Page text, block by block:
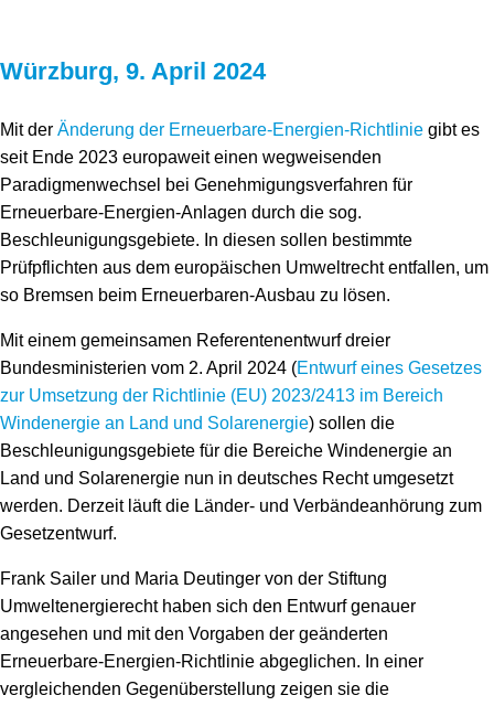
Würzburg, 9. April 2024
Mit der Änderung der Erneuerbare-Energien-Richtlinie gibt es
seit Ende 2023 europaweit einen wegweisenden
Paradigmenwechsel bei Genehmigungsverfahren für
Erneuerbare-Energien-Anlagen durch die sog.
Beschleunigungsgebiete. In diesen sollen bestimmte
Prüfpflichten aus dem europäischen Umweltrecht entfallen, um
so Bremsen beim Erneuerbaren-Ausbau zu lösen.
Mit einem gemeinsamen Referentenentwurf dreier
Bundesministerien vom 2. April 2024 (Entwurf eines Gesetzes
zur Umsetzung der Richtlinie (EU) 2023/2413 im Bereich
Windenergie an Land und Solarenergie) sollen die
Beschleunigungsgebiete für die Bereiche Windenergie an
Land und Solarenergie nun in deutsches Recht umgesetzt
werden. Derzeit läuft die Länder- und Verbändeanhörung zum
Gesetzentwurf.
Frank Sailer und Maria Deutinger von der Stiftung
Umweltenergierecht haben sich den Entwurf genauer
angesehen und mit den Vorgaben der geänderten
Erneuerbare-Energien-Richtlinie abgeglichen. In einer
vergleichenden Gegenüberstellung zeigen sie die